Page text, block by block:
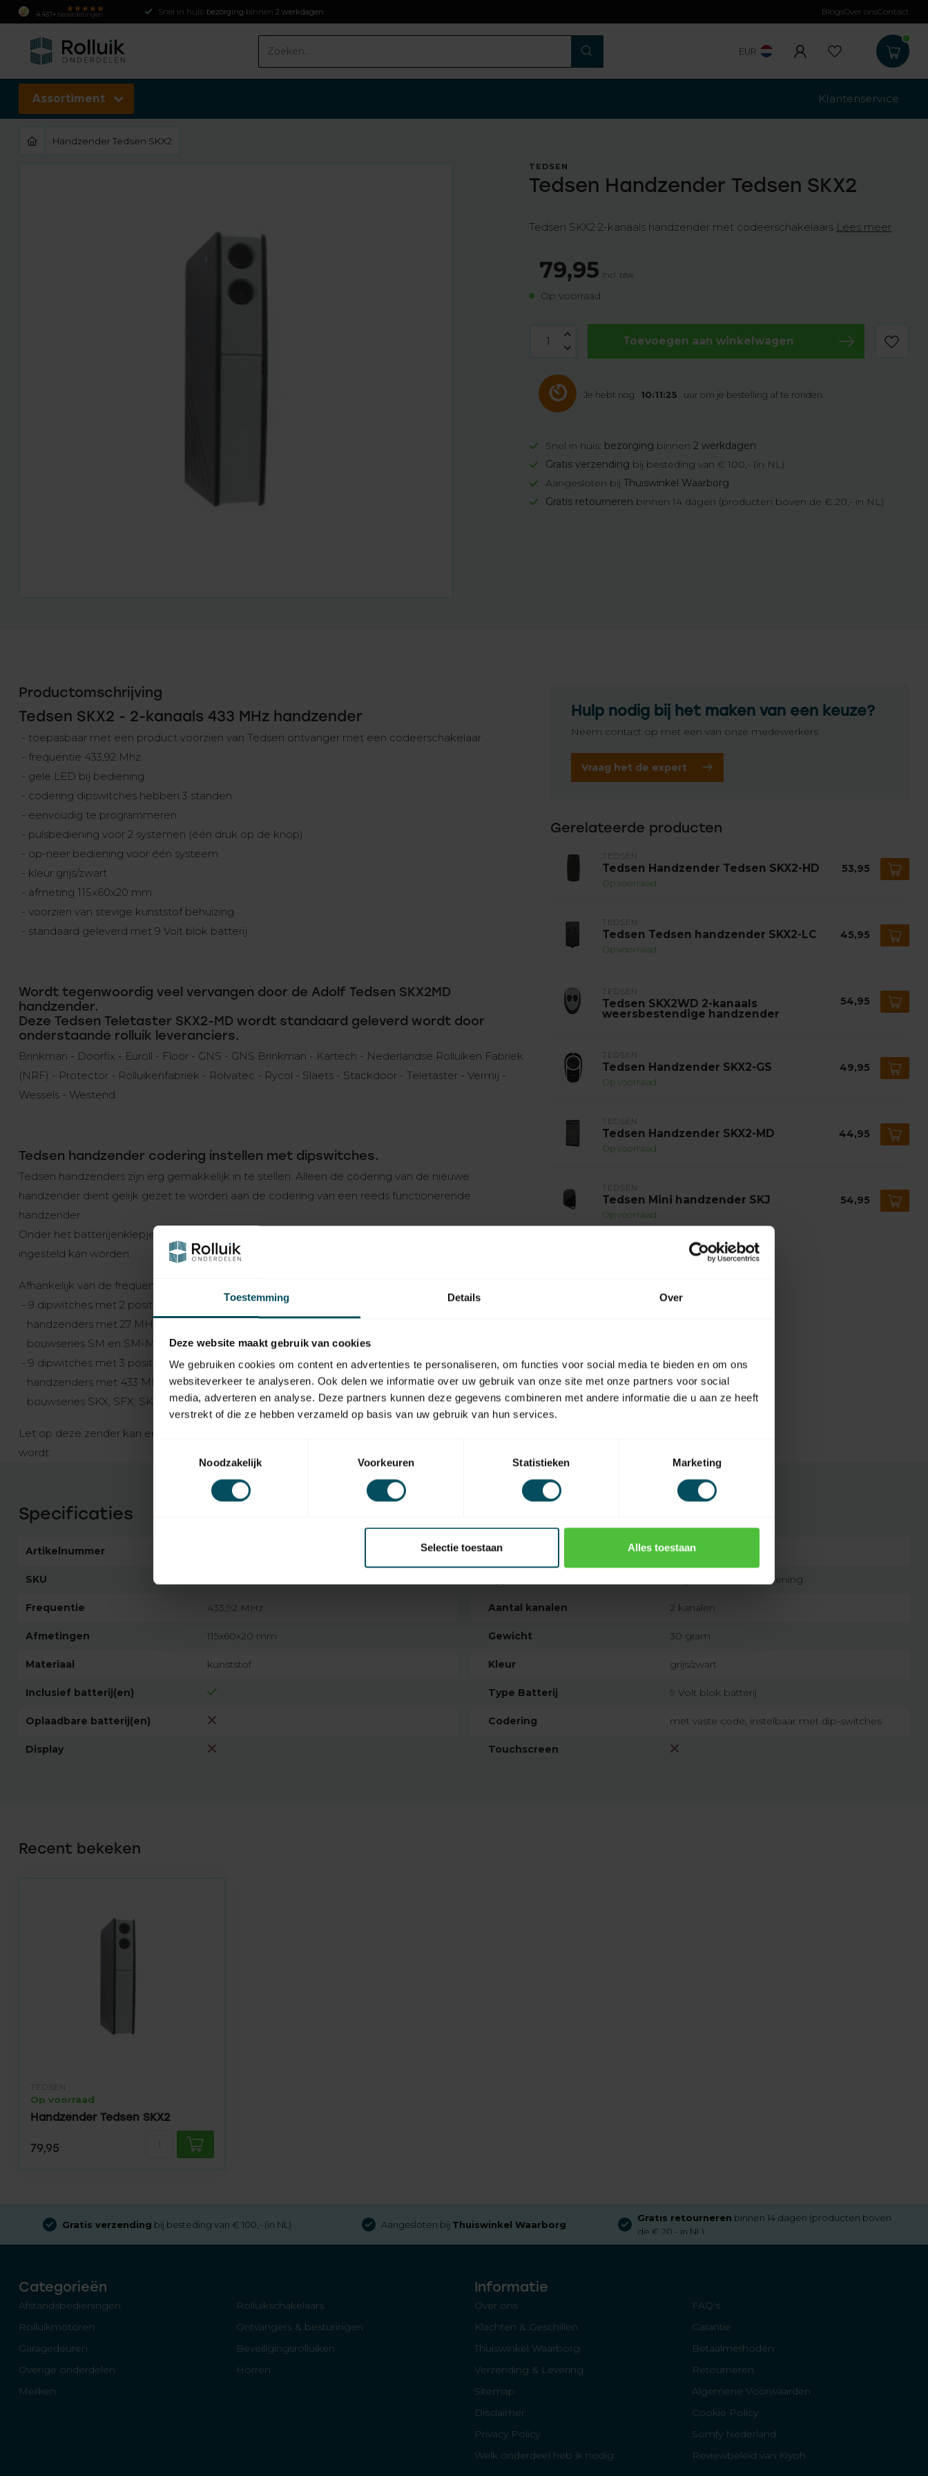
Toestemming Details Over
Deze website maakt gebruik van cookies
We gebruiken cookies om content en advertenties te personaliseren, om functies voor social media te bieden en om ons
websiteverkeer te analyseren. Ook delen we informatie over uw gebruik van onze site met onze partners voor social
media, adverteren en analyse. Deze partners kunnen deze gegevens combineren met andere informatie die u aan ze heeft
verstrekt of die ze hebben verzameld op basis van uw gebruik van hun services.
Noodzakelijk
Voorkeuren Statistieken Marketing
Selectie toestaan Alles toestaan
4.457+ beoordelingen Snel in huis: bezorging binnen 2 werkdagen Gratis verzending
BlogsOver onsContact
EUR
Assortiment Klantenservice
Handzender Tedsen SKX2
TEDSEN
Tedsen Handzender Tedsen SKX2
Tedsen SKX2 2-kanaals handzender met codeerschakelaars Lees meer.
79,95 Incl. btw
Op voorraad
Toevoegen aan winkelwagen
Je hebt nog 10:11:24 uur om je bestelling af te ronden.
Snel in huis: bezorging binnen2 werkdagen
Gratis verzending bij besteding van € 100,- (in NL)
Aangesloten bijThuiswinkel Waarborg
Gratis retourneren binnen 14 dagen (producten boven de € 20,- in NL)
Productomschrijving
Tedsen SKX2 - 2-kanaals 433 MHz handzender
- toepasbaar met een product voorzien van Tedsen ontvanger met een codeerschakelaar
- frequentie 433,92 Mhz
- gele LED bij bediening
- codering dipswitches hebben 3 standen
- eenvoudig te programmeren
- pulsbediening voor 2 systemen (één druk op de knop)
- op-neer bediening voor één systeem
- kleur grijs/zwart
- afmeting 115x60x20 mm
- voorzien van stevige kunststof behuizing
- standaard geleverd met 9 Volt blok batterij
Wordt tegenwoordig veel vervangen door de Adolf Tedsen SKX2MD
handzender.
Deze Tedsen Teletaster SKX2-MD wordt standaard geleverd wordt door
onderstaande rolluik leveranciers.
Brinkman - Doorfix - Euroll - Floor - GNS - GNS Brinkman - Kartech - Nederlandse Rolluiken Fabriek
(NRF) - Protector - Rolluikenfabriek - Rolvatec - Rycol - Slaets - Stackdoor - Teletaster - Vermij -
Wessels - Westend
Tedsen handzender codering instellen met dipswitches.
Tedsen handzenders zijn erg gemakkelijk in te stellen. Alleen de codering van de nieuwe
handzender dient gelijk gezet te worden aan de codering van een reeds functionerende
handzender.
Onder het batterijenklepje zit een strip met 9 dipswitches, waar de codering van de handzender
ingesteld kan worden.
Afhankelijk van de frequentie van de handzender hebben de dipswitches 2 of 3 posities:
- 9 dipwitches met 2 posities - ON (boven) - OFF (beneden)
handzenders met 27 MHz
bouwseries SM en SM-MD
- 9 dipwitches met 3 posities - ON (boven) - 0 (midden) - OFF (beneden)
handzenders met 433 MHz en 868 MHz
bouwseries SKX, SFX, SKX-MD, SFX-MD, SKX-LC, SKX-WD, SFX-WD en SKX-HD
Let op deze zender kan een lange levertijd hebben, gezien deze op klantorder geproduceerd
wordt
Hulp nodig bij het maken van een keuze?
Neem contact op met een van onze medewerkers
Vraag het de expert
Gerelateerde producten
TEDSEN
Tedsen Handzender Tedsen SKX2-HD
Op voorraad
53,95
TEDSEN
Tedsen Tedsen handzender SKX2-LC
Op voorraad
45,95
TEDSEN
Tedsen SKX2WD 2-kanaals
weersbestendige handzender
54,95
TEDSEN
Tedsen Handzender SKX2-GS
Op voorraad
49,95
TEDSEN
Tedsen Handzender SKX2-MD
Op voorraad
44,95
TEDSEN
Tedsen Mini handzender SKJ
Op voorraad
54,95
Specificaties
Artikelnummer EAN Code 7432257272214
SKU originele afstandsbediening
Frequentie 433,92 MHz Aantal kanalen 2 kanalen
Afmetingen 115x60x20 mm Gewicht 30 gram
Materiaal kunststof Kleur grijs/zwart
Inclusief batterij(en) Type Batterij 9 Volt blok batterij
Oplaadbare batterij(en) Codering met vaste code, instelbaar met dip-switches
Display Touchscreen
Recent bekeken
TEDSEN
Op voorraad
Handzender Tedsen SKX2
79,95
Gratis verzending bij besteding van € 100,- (in NL) Aangesloten bij Thuiswinkel Waarborg
Gratis retourneren binnen 14 dagen (producten boven
de € 20,- in NL)
Categorieën
Afstandsbedieningen
Rolluikschakelaars
Rolluikmotoren
Ontvangers & besturingen
Garagedeuren
Beveiligingsrolluiken
Overige onderdelen
Horren
Merken
Informatie
Over ons
FAQ's
Klachten & Geschillen
Garantie
Thuiswinkel Waarborg
Betaalmethoden
Verzending & Levering
Retourneren
Sitemap
Algemene Voorwaarden
Disclaimer
Cookie Policy
Privacy Policy
Somfy Nederland
Welk onderdeel heb ik nodig
Reviewbeleid van Kiyoh